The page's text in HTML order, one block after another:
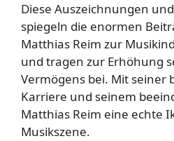
Diese Auszeichnungen
spiegeln die enormen
Matthias Reim zur
und tragen zur Erhöhung
Vermögens bei. Mit seiner
Karriere und seinem
Matthias Reim eine echte
Musikszene.